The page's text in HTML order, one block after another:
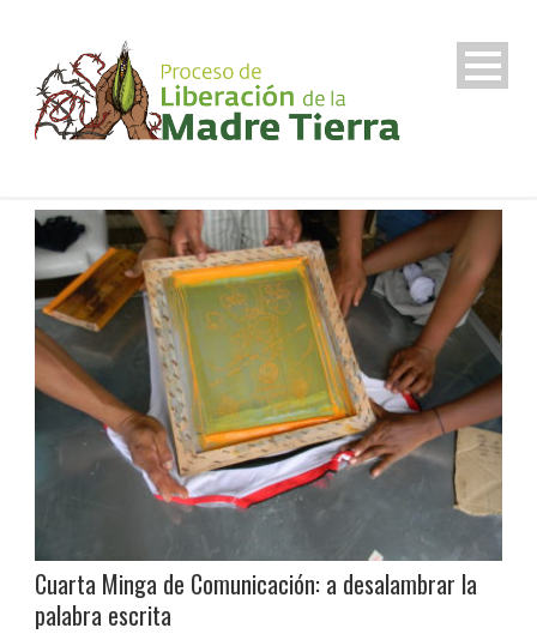
Cuarta Minga de Comunicación: a desalambrar la
palabra escrita